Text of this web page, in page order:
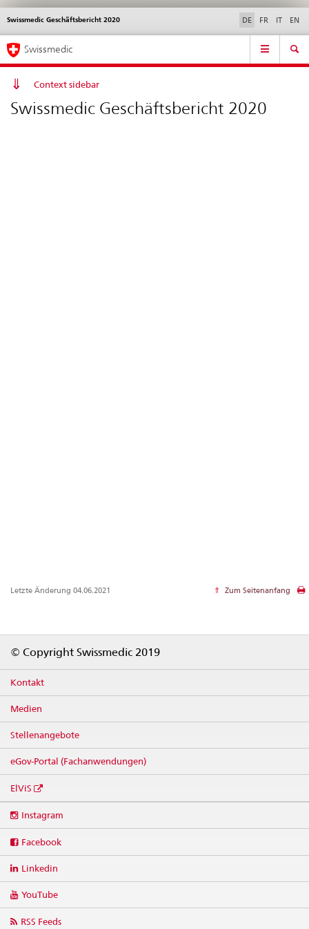
Direktnavigation
News,
Rechtsgrundlagen,
Kontakt
News & Updates Kontakt | Support & Hilfe
Swissmedic Geschäftsbericht 2020
Sprachwahl DE FR IT EN
Service
Hauptnavigation
Swissmedic
Context sidebar
Swissmedic Geschäftsbericht 2020
Letzte Änderung 04.06.2021 Zum Seitenanfang
© Copyright Swissmedic 2019
Kontakt
Medien
Stellenangebote
eGov-Portal (Fachanwendungen)
ElViS
media
Instagram
Facebook
Linkedin
YouTube
RSS Feeds